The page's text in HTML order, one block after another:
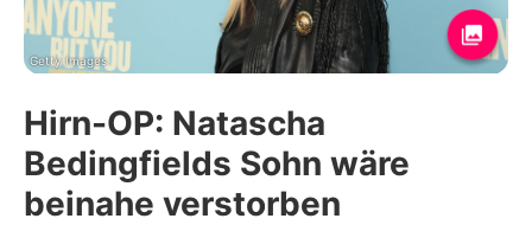
Familie & Liebe
Promiflash Exklusiv
Alle Themen auf Promiflash
Jobs
Getty Images
Hirn-OP: Natascha
Bedingfields Sohn wäre
beinahe verstorben